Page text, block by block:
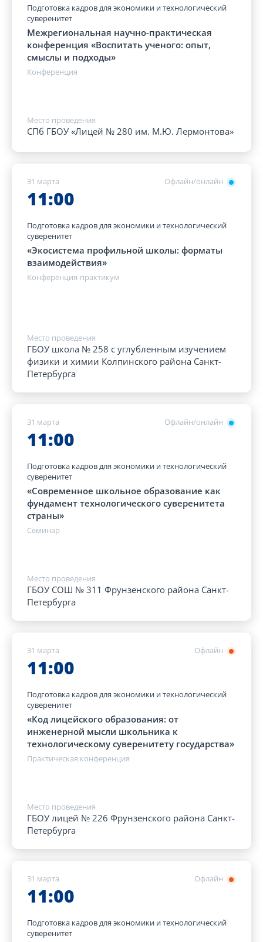
Подготовка кадров для экономики и технологический
суверенитет
Межрегиональная научно-практическая
конференция «Воспитать ученого: опыт,
смыслы и подходы»
Конференция
Место проведения
СПб ГБОУ «Лицей № 280 им. М.Ю. Лермонтова»
Офлайн/онлайн
31 марта
11:00
Подготовка кадров для экономики и технологический
суверенитет
«Экосистема профильной школы: форматы
взаимодействия»
Конференция-практикум
Место проведения
ГБОУ школа № 258 с углубленным изучением
физики и химии Колпинского района Санкт-
Петербурга
Офлайн/онлайн
31 марта
11:00
Подготовка кадров для экономики и технологический
суверенитет
«Современное школьное образование как
фундамент технологического суверенитета
страны»
Семинар
Место проведения
ГБОУ СОШ № 311 Фрунзенского района Санкт-
Петербурга
Офлайн
31 марта
11:00
Подготовка кадров для экономики и технологический
суверенитет
«Код лицейского образования: от
инженерной мысли школьника к
технологическому суверенитету государства»
Практическая конференция
Место проведения
ГБОУ лицей № 226 Фрунзенского района Санкт-
Петербурга
Офлайн
31 марта
11:00
Подготовка кадров для экономики и технологический
суверенитет